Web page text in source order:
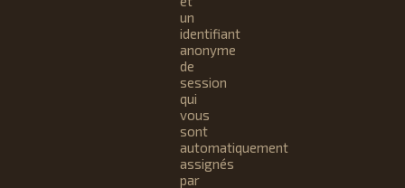
un
identifiant
anonyme
de
session
qui
vous
sont
automatiquement
assignés
par